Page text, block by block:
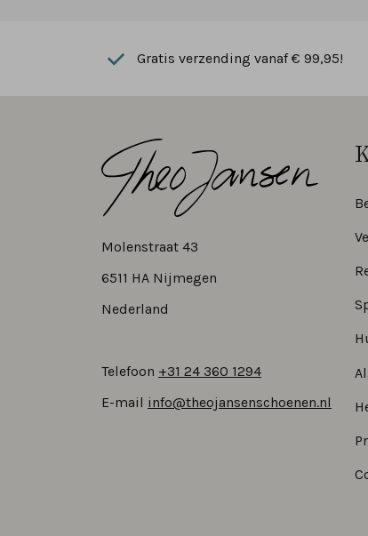
Gratis verzending vanaf € 99,95!
Molenstraat 43
6511 HA Nijmegen
Nederland
Telefoon +31 24 360 1294
E-mail info@theojansenschoenen.nl